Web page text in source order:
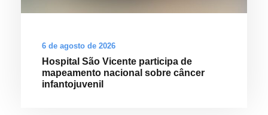
6 de agosto de 2026
Hospital São Vicente participa de
mapeamento nacional sobre câncer
infantojuvenil